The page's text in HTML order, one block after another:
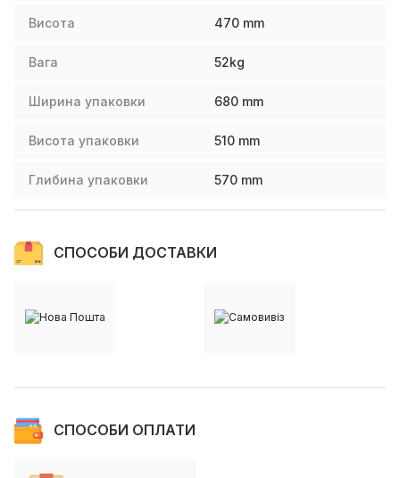
Висота 470 mm
Вага 52kg
Ширина упаковки 680 mm
Висота упаковки 510 mm
Глибина упаковки 570 mm
СПОСОБИ ДОСТАВКИ
СПОСОБИ ОПЛАТИ